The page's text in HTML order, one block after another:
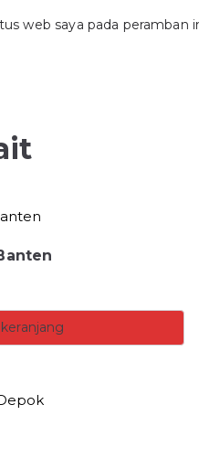
web saya pada